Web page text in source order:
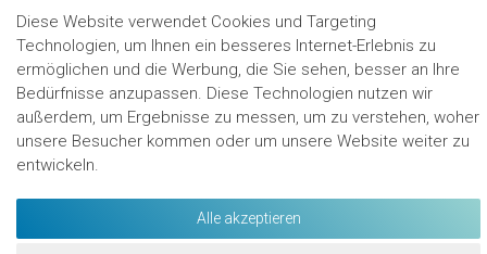
Diese Website verwendet Cookies und Targeting
Technologien, um Ihnen ein besseres Internet-Erlebnis zu
ermöglichen und die Werbung, die Sie sehen, besser an Ihre
Bedürfnisse anzupassen. Diese Technologien nutzen wir
außerdem, um Ergebnisse zu messen, um zu verstehen, woher
unsere Besucher kommen oder um unsere Website weiter zu
entwickeln.
Alle akzeptieren
Standorte
Kontakt
Cookies
Hinweisgeberschutzgesetz
Datenschutz
Datenschutzhinweise für Bewerbende